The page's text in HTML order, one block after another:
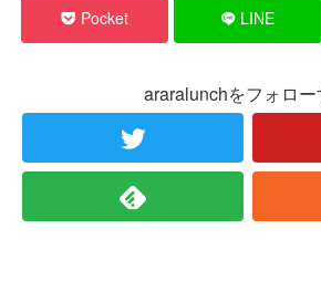
Pocket LINE
araralunchをフォロー